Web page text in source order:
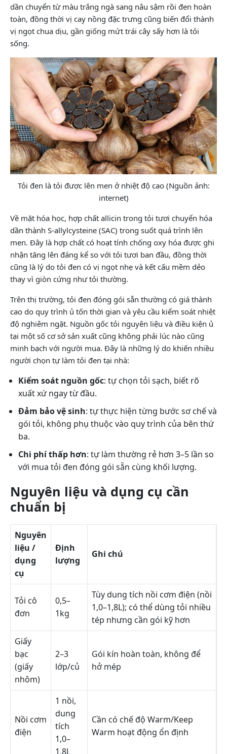
dần chuyển từ màu trắng ngà sang nâu sậm rồi đen hoàn
toàn, đồng thời vị cay nồng đặc trưng cũng biến đổi thành
vị ngọt chua dịu, gần giống mứt trái cây sấy hơn là tỏi
sống.
Tỏi đen là tỏi được lên men ở nhiệt độ cao (Nguồn ảnh:
internet)
Về mặt hóa học, hợp chất allicin trong tỏi tươi chuyển hóa
dần thành S-allylcysteine (SAC) trong suốt quá trình lên
men. Đây là hợp chất có hoạt tính chống oxy hóa được ghi
nhận tăng lên đáng kể so với tỏi tươi ban đầu, đồng thời
cũng là lý do tỏi đen có vị ngọt nhẹ và kết cấu mềm dẻo
thay vì giòn cứng như tỏi thường.
Trên thị trường, tỏi đen đóng gói sẵn thường có giá thành
cao do quy trình ủ tốn thời gian và yêu cầu kiểm soát nhiệt
độ nghiêm ngặt. Nguồn gốc tỏi nguyên liệu và điều kiện ủ
tại một số cơ sở sản xuất cũng không phải lúc nào cũng
minh bạch với người mua. Đây là những lý do khiến nhiều
người chọn tự làm tỏi đen tại nhà:
Kiểm soát nguồn gốc: tự chọn tỏi sạch, biết rõ
xuất xứ ngay từ đầu.
Đảm bảo vệ sinh: tự thực hiện từng bước sơ chế và
gói tỏi, không phụ thuộc vào quy trình của bên thứ
ba.
Chi phí thấp hơn: tự làm thường rẻ hơn 3–5 lần so
với mua tỏi đen đóng gói sẵn cùng khối lượng.
Nguyên liệu và dụng cụ cần
chuẩn bị
Nguyên
liệu /
dụng
cụ
Định
lượng
Ghi chú
Tỏi cô
đơn
0,5–
1kg
Tùy dung tích nồi cơm điện (nồi
1,0–1,8L); có thể dùng tỏi nhiều
tép nhưng cần gói kỹ hơn
Giấy
bạc
(giấy
nhôm)
2–3
lớp/củ
Gói kín hoàn toàn, không để
hở mép
Nồi cơm
điện
1 nồi,
dung
tích
1,0–
1,8L
Cần có chế độ Warm/Keep
Warm hoạt động ổn định